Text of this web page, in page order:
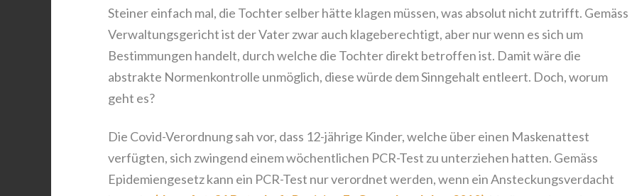
Steiner einfach mal, die Tochter selber hätte klagen müssen, was absolut nicht zutrifft. Gemäss
Verwaltungsgericht ist der Vater zwar auch klageberechtigt, aber nur wenn es sich um
Bestimmungen handelt, durch welche die Tochter direkt betroffen ist. Damit wäre die
abstrakte Normenkontrolle unmöglich, diese würde dem Sinngehalt entleert. Doch, worum
geht es?
Die Covid-Verordnung sah vor, dass 12-jährige Kinder, welche über einen Maskenattest
verfügten, sich zwingend einem wöchentlichen PCR-Test zu unterziehen hatten. Gemäss
Epidemiengesetz kann ein PCR-Test nur verordnet werden, wenn ein Ansteckungsverdacht